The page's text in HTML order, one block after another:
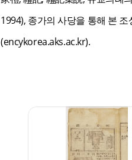
1994), 종가의 사당을 통해 본
(encykorea.aks.ac.kr).